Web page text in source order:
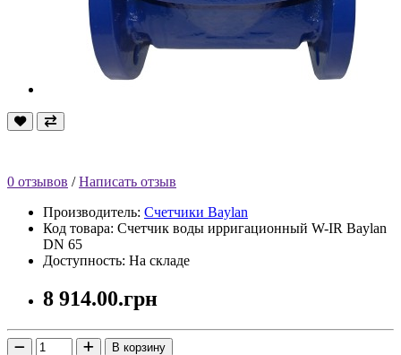
0 отзывов /Написать отзыв
Производитель: Счетчики Baylan
Код товара: Счетчик воды ирригационный W-IR Baylan
DN 65
Доступность: На складе
8 914.00.грн
В корзину